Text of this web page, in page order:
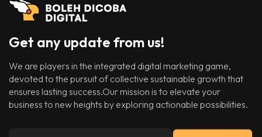
Get any update from us!
We are players in the integrated digital marketing game,
devoted to the pursuit of collective sustainable growth that
ensures lasting success.Our mission is to elevate your
business to new heights by exploring actionable possibilities.